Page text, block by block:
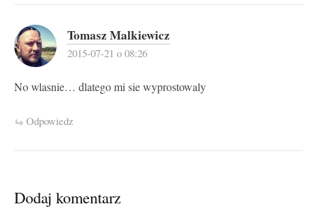
Tomasz Malkiewicz
2015-07-21 o 08:26
No wlasnie… dlatego mi sie wyprostowaly
Odpowiedz
Dodaj komentarz